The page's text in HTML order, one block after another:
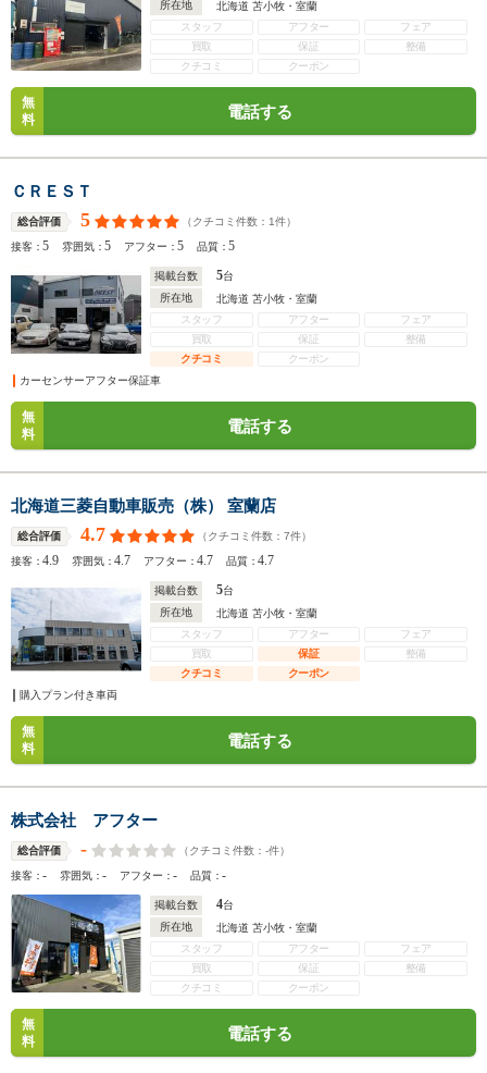
所在地
北海道 苫小牧・室蘭
スタッフ
アフター
フェア
買取
保証
整備
クチコミ
クーポン
無
料
電話する
ＣＲＥＳＴ
総合評価 5 （クチコミ件数： 1件）
接客：5 雰囲気：5 アフター：5 品質：5
掲載台数 5台
所在地
北海道 苫小牧・室蘭
スタッフ
アフター
フェア
買取
保証
整備
クチコミ
クーポン
カーセンサーアフター保証車
無
料
電話する
北海道三菱自動車販売（株） 室蘭店
総合評価 4.7 （クチコミ件数： 7件）
接客：4.9 雰囲気：4.7 アフター：4.7 品質：4.7
掲載台数 5台
所在地
北海道 苫小牧・室蘭
スタッフ
アフター
フェア
買取
保証
整備
クチコミ
クーポン
購入プラン付き車両
無
料
電話する
株式会社 アフター
総合評価 - （クチコミ件数： -件）
接客：- 雰囲気：- アフター：- 品質：-
掲載台数 4台
所在地
北海道 苫小牧・室蘭
スタッフ
アフター
フェア
買取
保証
整備
クチコミ
クーポン
無
料
電話する